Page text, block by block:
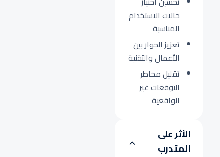
حالات الاستخدام
المناسبة
تعزيز الحوار بين
الأعمال والتقنية
تقليل مخاطر
التوقعات غير
الواقعية
الأثر على
المتدرب